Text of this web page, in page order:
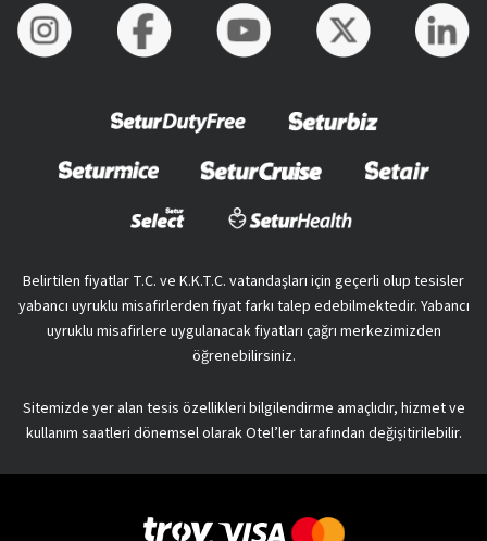
Belirtilen fiyatlar T.C. ve K.K.T.C. vatandaşları için geçerli olup tesisler
yabancı uyruklu misafirlerden fiyat farkı talep edebilmektedir. Yabancı
uyruklu misafirlere uygulanacak fiyatları çağrı merkezimizden
öğrenebilirsiniz.
Sitemizde yer alan tesis özellikleri bilgilendirme amaçlıdır, hizmet ve
kullanım saatleri dönemsel olarak Otel’ler tarafından değişitirilebilir.